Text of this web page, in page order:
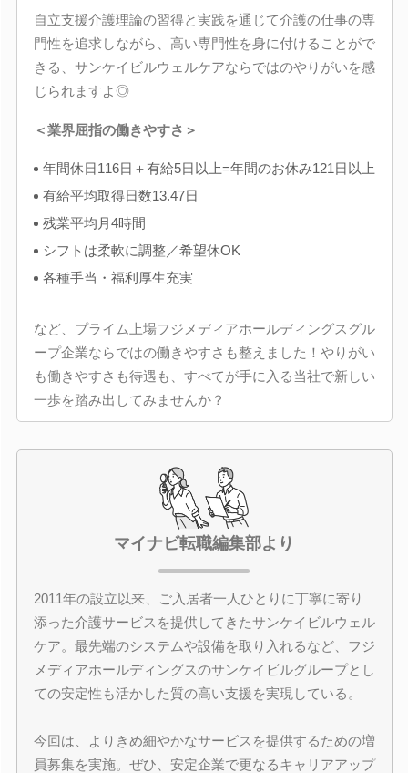
自立支援介護理論の習得と実践を通じて介護の仕事の専
門性を追求しながら、高い専門性を身に付けることがで
きる、サンケイビルウェルケアならではのやりがいを感
じられますよ◎
＜業界屈指の働きやすさ＞
年間休日116日＋有給5日以上=年間のお休み121日以上
有給平均取得日数13.47日
残業平均月4時間
シフトは柔軟に調整／希望休OK
各種手当・福利厚生充実
など、プライム上場フジメディアホールディングスグル
ープ企業ならではの働きやすさも整えました！やりがい
も働きやすさも待遇も、すべてが手に入る当社で新しい
一歩を踏み出してみませんか？
マイナビ転職編集部より
2011年の設立以来、ご入居者一人ひとりに丁寧に寄り
添った介護サービスを提供してきたサンケイビルウェル
ケア。最先端のシステムや設備を取り入れるなど、フジ
メディアホールディングスのサンケイビルグループとし
ての安定性も活かした質の高い支援を実現している。
今回は、よりきめ細やかなサービスを提供するための増
員募集を実施。ぜひ、安定企業で更なるキャリアアップ